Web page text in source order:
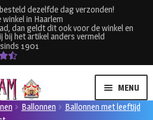
dezelfde dag verzonden!
in Haarlem
dan geldt dit ook voor de winkel en
bij het artikel anders vermeld
1901
MENU
Ballonnen
Ballonnen met leeftijd